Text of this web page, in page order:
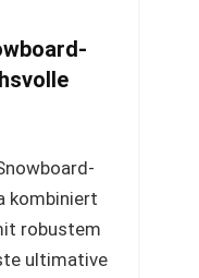
kombiniert
robustem
ultimative